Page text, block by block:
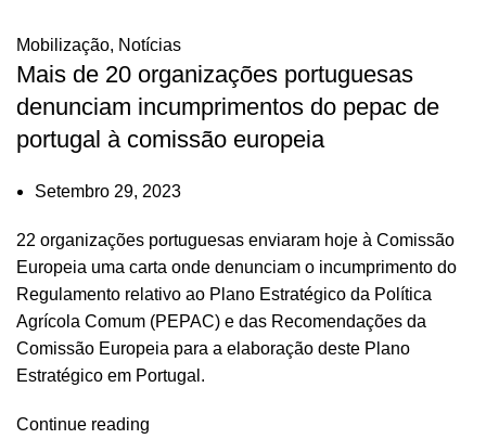
Mobilização, Notícias
Mais de 20 organizações portuguesas
denunciam incumprimentos do pepac de
portugal à comissão europeia
Setembro 29, 2023
22 organizações portuguesas enviaram hoje à Comissão
Europeia uma carta onde denunciam o incumprimento do
Regulamento relativo ao Plano Estratégico da Política
Agrícola Comum (PEPAC) e das Recomendações da
Comissão Europeia para a elaboração deste Plano
Estratégico em Portugal.
Continue reading